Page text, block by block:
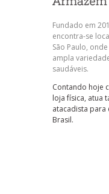
Fundado em
encontra-se
São Paulo,
ampla
saudáveis.
Contando hoje
loja física, atua
atacadista
Brasil.